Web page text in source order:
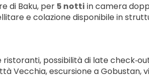
di Baku, per 5 notti in camera
e colazione disponibile in
possibilità di late
Vecchia, escursione a Gobustan,